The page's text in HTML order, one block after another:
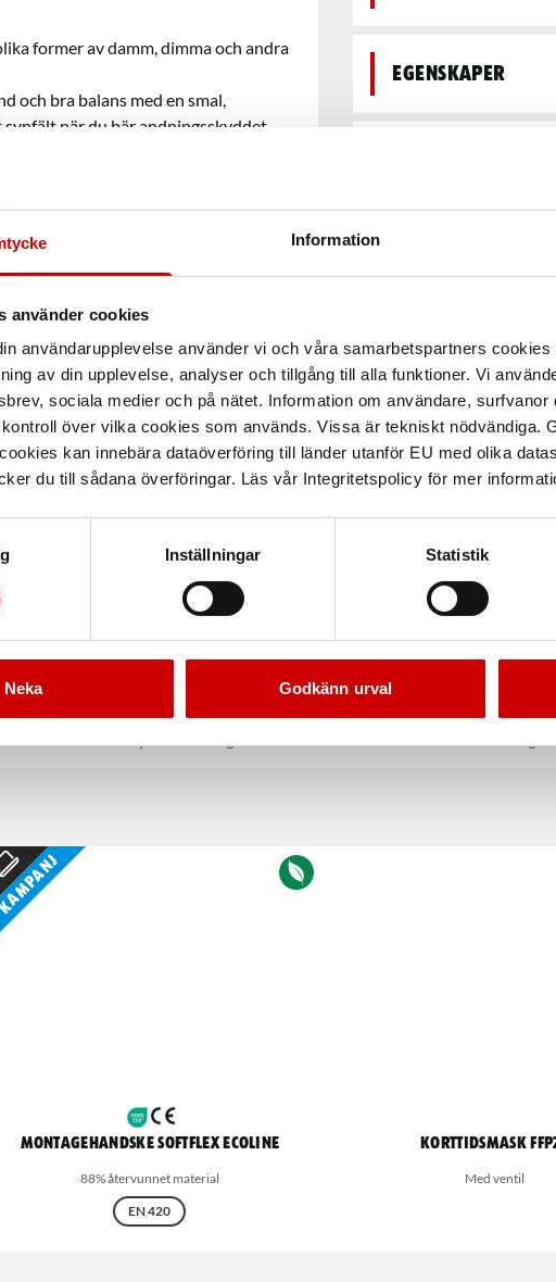
Information
använder cookies
användarupplevelse använder vi och våra samarbetspartners
av din upplevelse, analyser och tillgång till alla funktioner. Vi
sociala medier och på nätet. Information om användare,
över vilka cookies som används. Vissa är tekniskt nödvändiga.
kan innebära dataöverföring till länder utanför EU med olika
du till sådana överföringar. Läs vår Integritetspolicy för mer
Inställningar Statistik
Neka Godkänn urval
former av damm, dimma och andra
och bra balans med en smal,
när du bär andningsskyddet.
med en 3M™ 501 filterhållare och
, ång- och partikelskydd.
Egenskaper
produkt
Montagehandske Softflex Ecoline
88% återvunnet material
EN 420
Korttidsmask
Med ventil